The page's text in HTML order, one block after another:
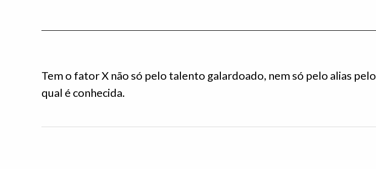
Tem o fator X não só pelo talento galardoado, nem só pelo alias pelo
qual é conhecida.